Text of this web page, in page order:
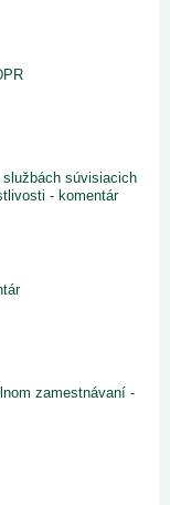
súvisiacich
- komentár
zamestnávaní -